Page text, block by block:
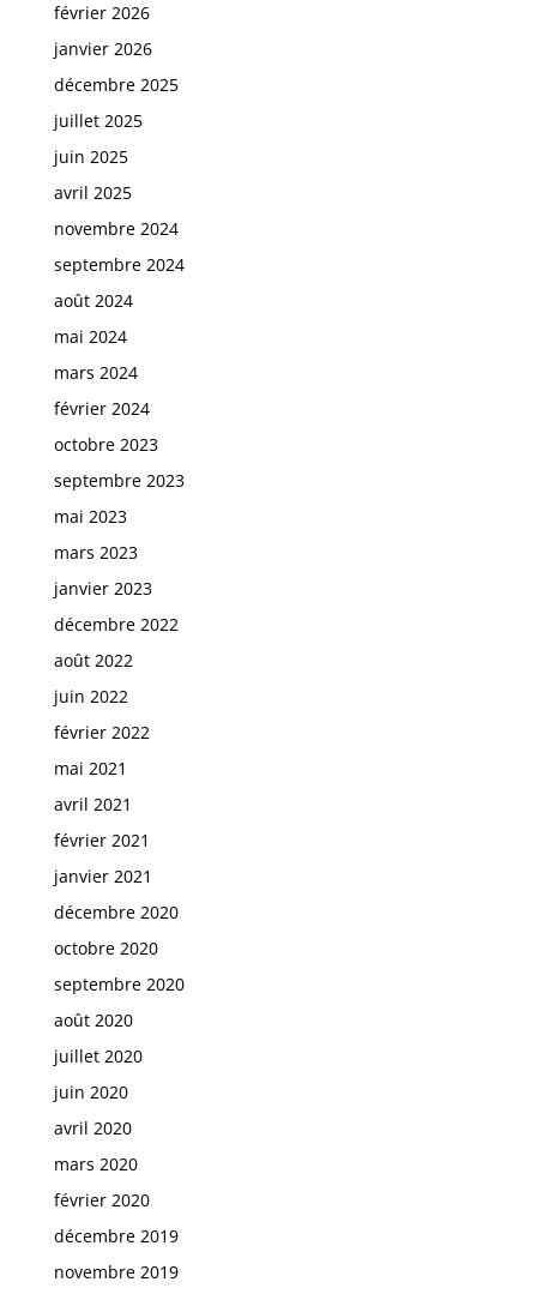
février 2026
janvier 2026
décembre 2025
juillet 2025
juin 2025
avril 2025
novembre 2024
septembre 2024
août 2024
mai 2024
mars 2024
février 2024
octobre 2023
septembre 2023
mai 2023
mars 2023
janvier 2023
décembre 2022
août 2022
juin 2022
février 2022
mai 2021
avril 2021
février 2021
janvier 2021
décembre 2020
octobre 2020
septembre 2020
août 2020
juillet 2020
juin 2020
avril 2020
mars 2020
février 2020
décembre 2019
novembre 2019